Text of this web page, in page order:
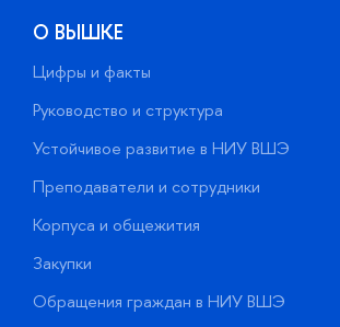
О ВЫШКЕ
Цифры и факты
Руководство и структура
Устойчивое развитие в НИУ ВШЭ
Преподаватели и сотрудники
Корпуса и общежития
Закупки
Обращения граждан в НИУ ВШЭ